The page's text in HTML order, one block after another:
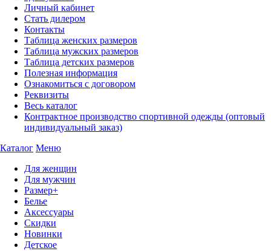
Личный кабинет
Стать дилером
Контакты
Таблица женских размеров
Таблица мужских размеров
Таблица детских размеров
Полезная информация
Ознакомиться с договором
Реквизиты
Весь каталог
Контрактное производство спортивной одежды (оптовый
индивидуальный заказ)
Каталог Меню
Для женщин
Для мужчин
Размер+
Белье
Аксессуары
Скидки
Новинки
Детское